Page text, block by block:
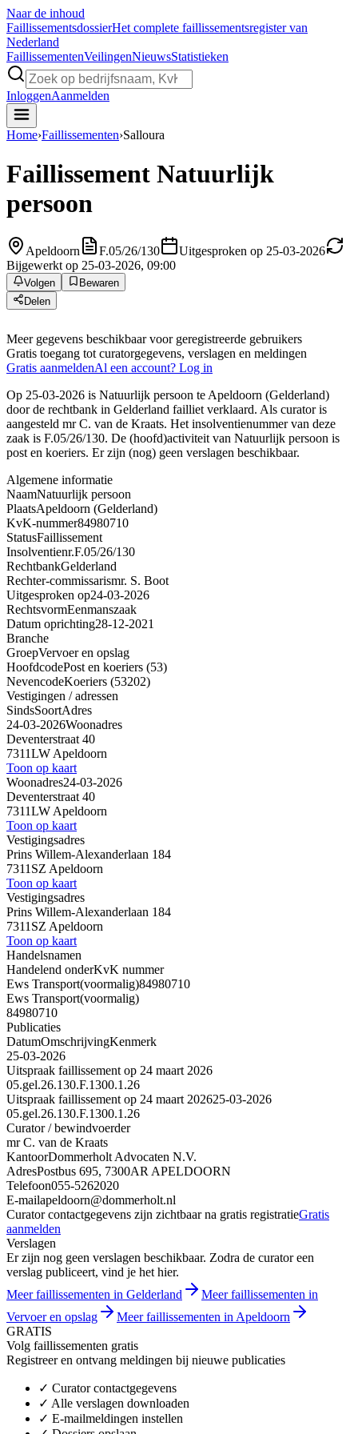
Naar de inhoud
FaillissementsdossierHet complete faillissementsregister van
Nederland
FaillissementenVeilingenNieuwsStatistieken
InloggenAanmelden
Home›Faillissementen›Salloura
Faillissement Natuurlijk
persoon
Apeldoorn F.05/26/130
Uitgesproken op 25-03-2026
Bijgewerkt op 25-03-2026, 09:00
Volgen
Bewaren
Delen
Meer gegevens beschikbaar voor geregistreerde gebruikers
Gratis toegang tot curatorgegevens, verslagen en meldingen
Gratis aanmeldenAl een account? Log in
Op 25-03-2026 is Natuurlijk persoon te Apeldoorn (Gelderland)
door de rechtbank in Gelderland failliet verklaard. Als curator is
aangesteld mr C. van de Kraats. Het insolventienummer van deze
zaak is F.05/26/130. De (hoofd)activiteit van Natuurlijk persoon is
post en koeriers. Er zijn (nog) geen verslagen beschikbaar.
Algemene informatie
NaamNatuurlijk persoon
PlaatsApeldoorn (Gelderland)
KvK-nummer84980710
StatusFaillissement
Insolventienr.F.05/26/130
RechtbankGelderland
Rechter-commissarismr. S. Boot
Uitgesproken op24-03-2026
RechtsvormEenmanszaak
Datum oprichting28-12-2021
Branche
GroepVervoer en opslag
HoofdcodePost en koeriers (53)
NevencodeKoeriers (53202)
Vestigingen / adressen
SindsSoortAdres
24-03-2026Woonadres
Deventerstraat 40
7311LW Apeldoorn
Toon op kaart
Woonadres24-03-2026
Deventerstraat 40
7311LW Apeldoorn
Toon op kaart
Vestigingsadres
Prins Willem-Alexanderlaan 184
7311SZ Apeldoorn
Toon op kaart
Vestigingsadres
Prins Willem-Alexanderlaan 184
7311SZ Apeldoorn
Toon op kaart
Handelsnamen
Handelend onderKvK nummer
Ews Transport(voormalig)84980710
Ews Transport(voormalig)
84980710
Publicaties
DatumOmschrijvingKenmerk
25-03-2026
Uitspraak faillissement op 24 maart 2026
05.gel.26.130.F.1300.1.26
Uitspraak faillissement op 24 maart 202625-03-2026
05.gel.26.130.F.1300.1.26
Curator / bewindvoerder
mr C. van de Kraats
KantoorDommerholt Advocaten N.V.
AdresPostbus 695, 7300AR APELDOORN
Telefoon055-5262020
E-mailapeldoorn@dommerholt.nl
Curator contactgegevens zijn zichtbaar na gratis registratieGratis
aanmelden
Verslagen
Er zijn nog geen verslagen beschikbaar. Zodra de curator een
verslag publiceert, vind je het hier.
Meer faillissementen in Gelderland
Meer faillissementen in
Vervoer en opslag
Meer faillissementen in Apeldoorn
GRATIS
Volg faillissementen gratis
Registreer en ontvang meldingen bij nieuwe publicaties
✓ Curator contactgegevens
✓ Alle verslagen downloaden
✓ E-mailmeldingen instellen